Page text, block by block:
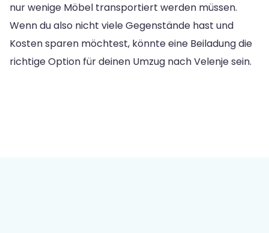
nur wenige Möbel transportiert werden müssen.
Wenn du also nicht viele Gegenstände hast und
Kosten sparen möchtest, könnte eine Beiladung die
richtige Option für deinen Umzug nach Velenje sein.